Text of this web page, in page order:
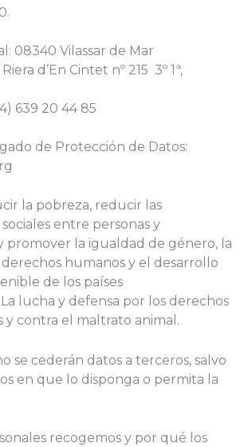
08340 Vilassar de Mar
d’En Cintet nº 215 3º 1ª,
639 20 44 85
de Protección de Datos:
la pobreza, reducir las
entre personas y
promover la igualdad de género, la
humanos y el desarrollo
de los países
lucha y defensa por los derechos
y contra el maltrato animal.
se cederán datos a terceros, salvo
en que lo disponga o permita la
recogemos y por qué los